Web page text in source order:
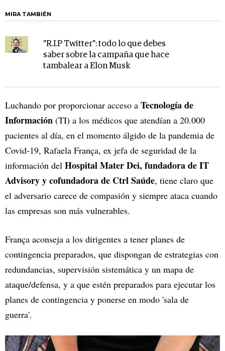
MIRA TAMBIÉN
"R.I.P Twitter": todo lo que debes
saber sobre la campaña que hace
tambalear a Elon Musk
Luchando por proporcionar acceso a Tecnología de
Información (TI) a los médicos que atendían a 20.000
pacientes al día, en el momento álgido de la pandemia de
Covid-19, Rafaela França, ex jefa de seguridad de la
información del Hospital Mater Dei, fundadora de IT
Advisory y cofundadora de Ctrl Saúde, tiene claro que
el adversario carece de compasión y siempre ataca cuando
las empresas son más vulnerables.
França aconseja a los dirigentes a tener planes de
contingencia preparados, que dispongan de estrategias con
redundancias, supervisión sistemática y un mapa de
ataque/defensa, y a que estén preparados para ejecutar los
planes de contingencia y ponerse en modo 'sala de
guerra'.